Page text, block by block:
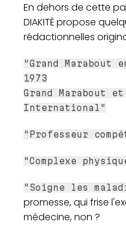
En dehors de cette
DIAKITÈ propose
rédactionnelles
"Grand Marabout
1973
Grand Marabout et
International"
"Professeur
"Complexe
"Soigne les
promesse, qui frise
médecine, non ?